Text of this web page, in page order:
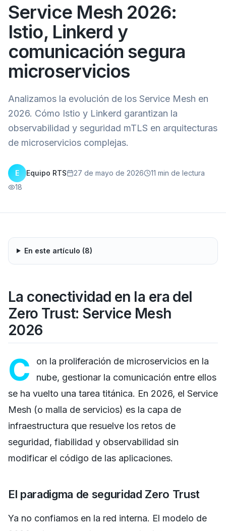
Service Mesh 2026:
Istio, Linkerd y
comunicación segura
microservicios
Analizamos la evolución de los Service Mesh en
2026. Cómo Istio y Linkerd garantizan la
observabilidad y seguridad mTLS en arquitecturas
de microservicios complejas.
E Equipo RTS 27 de mayo de 2026 11 min de lectura
18
En este artículo (8)
La conectividad en la era del
Zero Trust: Service Mesh
2026
C
on la proliferación de microservicios en la
nube, gestionar la comunicación entre ellos
se ha vuelto una tarea titánica. En 2026, el Service
Mesh (o malla de servicios) es la capa de
infraestructura que resuelve los retos de
seguridad, fiabilidad y observabilidad sin
modificar el código de las aplicaciones.
El paradigma de seguridad Zero Trust
Ya no confiamos en la red interna. El modelo de